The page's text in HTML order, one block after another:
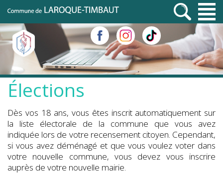
Élections
Dès vos 18 ans, vous êtes inscrit automatiquement sur
la liste électorale de la commune que vous avez
indiquée lors de votre recensement citoyen. Cependant,
si vous avez déménagé et que vous voulez voter dans
votre nouvelle commune, vous devez vous inscrire
auprès de votre nouvelle mairie.